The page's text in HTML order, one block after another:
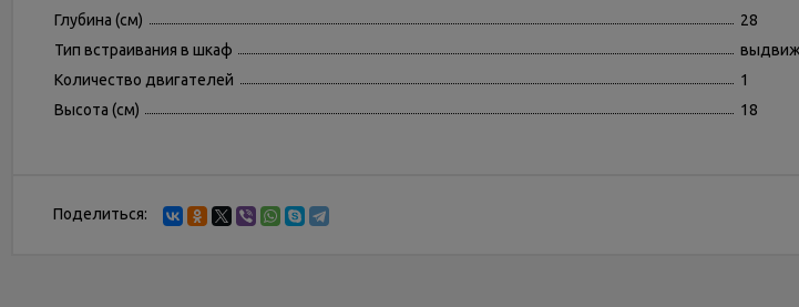
Глубина (см)
28
Тип встраивания в шкаф
Количество двигателей
1
Высота (см)
18
Поделиться: